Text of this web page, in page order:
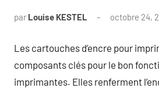
par Louise KESTEL octobre 24,
Les cartouches d’encre pour
composants clés pour le bon
imprimantes. Elles renferment